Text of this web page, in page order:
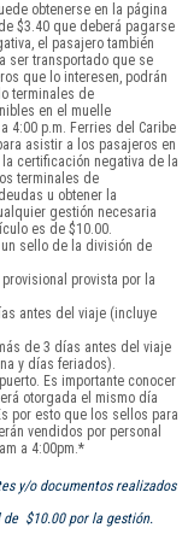
obtenerse en la página
$3.40 que deberá pagarse
el pasajero también
ser transportado que se
que lo interesen, podrán
terminales de
en el muelle
4:00 p.m. Ferries del Caribe
asistir a los pasajeros en
certificación negativa de la
terminales de
u obtener la
gestión necesaria
es de $10.00.
sello de la división de
provista por la
antes del viaje (incluye
de 3 días antes del viaje
y días feriados).
Es importante conocer
otorgada el mismo día
por esto que los sellos para
vendidos por personal
a 4:00pm.*
y/o documentos realizados
$10.00 por la gestión.